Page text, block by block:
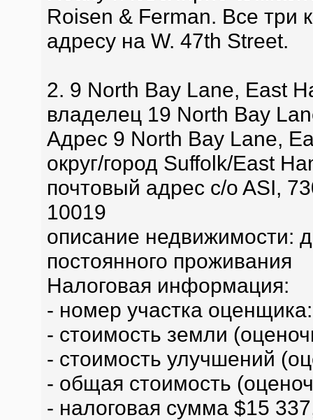
Roisen & Ferman. Все три
адресу на W. 47th Street.
2. 9 North Bay Lane, East
владелец 19 North Bay
Адрес 9 North Bay Lane,
округ/город Suffolk/East
почтовый адрес c/o ASI,
10019
описание недвижимости:
постоянного проживания
Налоговая информация:
- номер участка
- стоимость земли
- стоимость улучшений
- общая стоимость
- налоговая сумма $15